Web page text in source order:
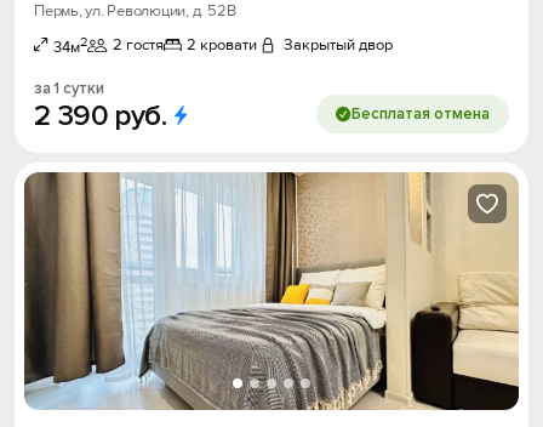
Пермь, ул. Революции, д. 52В
34м2 2 гостя 2 кровати Закрытый двор
за 1 сутки
2 390 руб. Бесплатая отмена